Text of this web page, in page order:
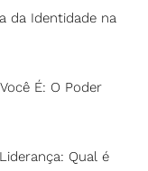
da Identidade na
É: O Poder
Qual é